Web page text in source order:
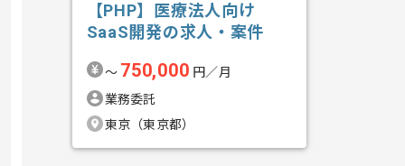
【PHP】医療法人向け
SaaS開発の求人・案件
〜 750,000 円／月
業務委託
東京（東京都）